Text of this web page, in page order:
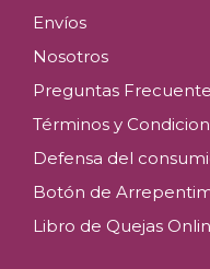
Envíos
Nosotros
Preguntas
Términos y
Defensa del
Botón de
Libro de Quejas